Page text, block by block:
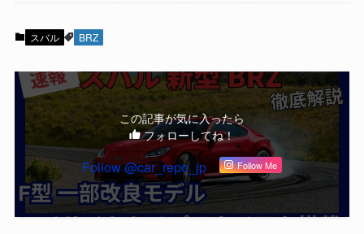
スバル BRZ
この記事が気に入ったら
フォローしてね！
Follow @car_repo_jp Follow Me